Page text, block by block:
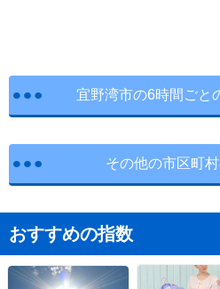
宜野湾市の6時間ごと
その他の市区町
おすすめの指数